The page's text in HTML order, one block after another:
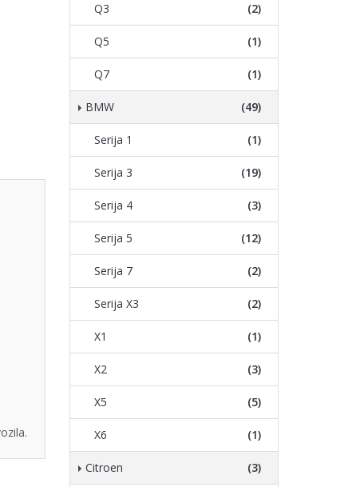
Q3 (2)
Q5 (1)
Q7 (1)
BMW (49)
Serija 1 (1)
Serija 3 (19)
Serija 4 (3)
Serija 5 (12)
Serija 7 (2)
Serija X3 (2)
X1 (1)
X2 (3)
X5 (5)
X6 (1)
Citroen (3)